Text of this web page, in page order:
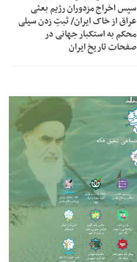
سپس اخراج مزدوران رژیم بعثی
عراق از خاک ایران/ ثبتِ زدن سیلی
محکم به استکبار جهانی در
صفحات تاریخ ایران